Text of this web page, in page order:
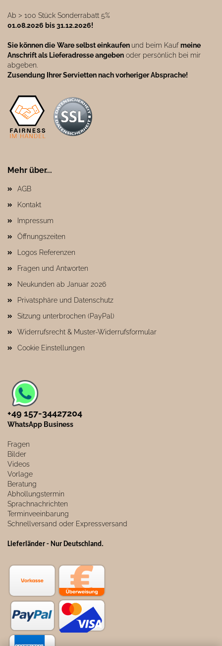
Ab ˃ 100 Stück Sonderrabatt 5%
01.08.2026 bis 31.12.2026!
Sie können die Ware selbst einkaufen und beim Kaufmeine
Anschrift als Lieferadresse angeben oder persönlich bei mir
abgeben.
Zusendung Ihrer Servietten nach vorheriger Absprache!
Mehr über...
AGB
Kontakt
Impressum
Öffnungszeiten
Logos Referenzen
Fragen und Antworten
Neukunden ab Januar 2026
Privatsphäre und Datenschutz
Sitzung unterbrochen (PayPal)
Widerrufsrecht & Muster-Widerrufsformular
Cookie Einstellungen
+49 157-34427204​
WhatsApp Business
Fragen
Bilder
Videos
Vorlage
Beratung
Abhollungstermin
Sprachnachrichten
Terminveeinbarung
Schnellversand oder Expressversand
Lieferländer - Nur Deutschland.